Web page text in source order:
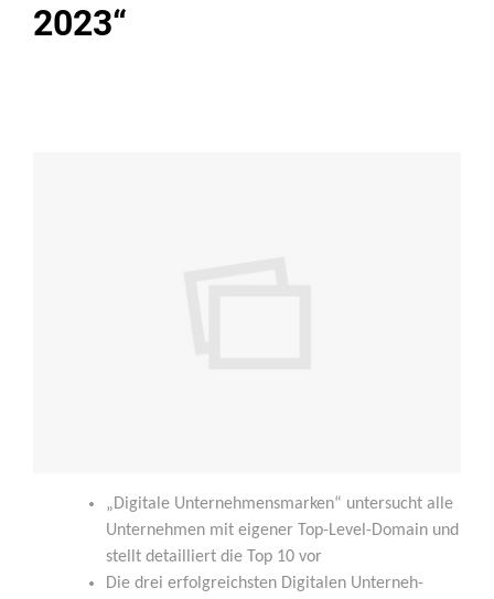
2023“
„Digi­ta­le Unter­neh­mens­mar­ken“ unter­sucht alle
Unter­neh­men mit eige­ner Top-Level-Domain und
stellt detail­liert die Top 10 vor
Die drei erfolg­reichs­ten Digi­ta­len Unter­neh­